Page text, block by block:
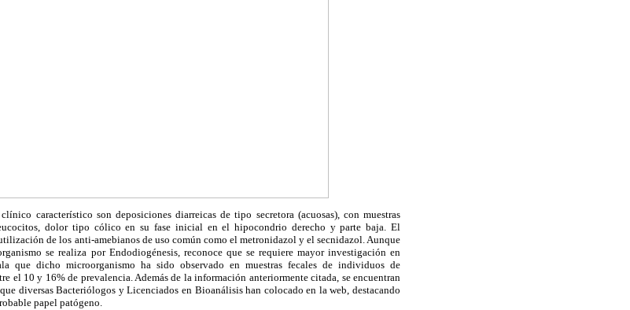
característico son deposiciones diarreicas de tipo secretora (acuosas), con muestras
dolor tipo cólico en su fase inicial en el hipocondrio derecho y parte baja. El
de los anti-amebianos de uso común como el metronidazol y el secnidazol. Aunque
se realiza por Endodiogénesis, reconoce que se requiere mayor investigación en
que dicho microorganismo ha sido observado en muestras fecales de individuos de
el 10 y 16% de prevalencia. Además de la información anteriormente citada, se encuentran
diversas Bacteriólogos y Licenciados en Bioanálisis han colocado en la web, destacando
papel patógeno.